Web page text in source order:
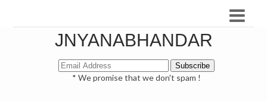
JNYANABHANDAR
* We promise that we don't spam !